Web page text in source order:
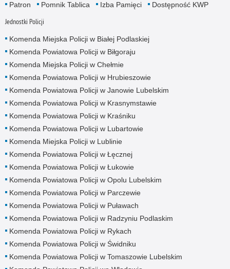
Patron
Pomnik Tablica Izba Pamięci Dostępność KWP
Jednostki Policji
Komenda Miejska Policji w Białej Podlaskiej
Komenda Powiatowa Policji w Biłgoraju
Komenda Miejska Policji w Chełmie
Komenda Powiatowa Policji w Hrubieszowie
Komenda Powiatowa Policji w Janowie Lubelskim
Komenda Powiatowa Policji w Krasnymstawie
Komenda Powiatowa Policji w Kraśniku
Komenda Powiatowa Policji w Lubartowie
Komenda Miejska Policji w Lublinie
Komenda Powiatowa Policji w Łęcznej
Komenda Powiatowa Policji w Łukowie
Komenda Powiatowa Policji w Opolu Lubelskim
Komenda Powiatowa Policji w Parczewie
Komenda Powiatowa Policji w Puławach
Komenda Powiatowa Policji w Radzyniu Podlaskim
Komenda Powiatowa Policji w Rykach
Komenda Powiatowa Policji w Świdniku
Komenda Powiatowa Policji w Tomaszowie Lubelskim